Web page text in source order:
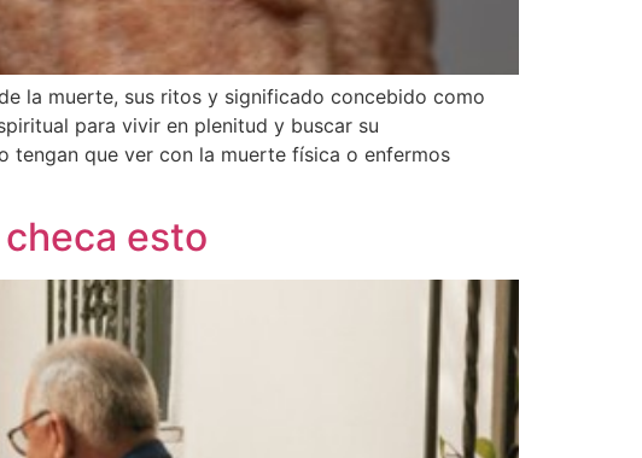
la muerte, sus ritos y significado concebido como
para vivir en plenitud y buscar su
tengan que ver con la muerte física o enfermos
esto